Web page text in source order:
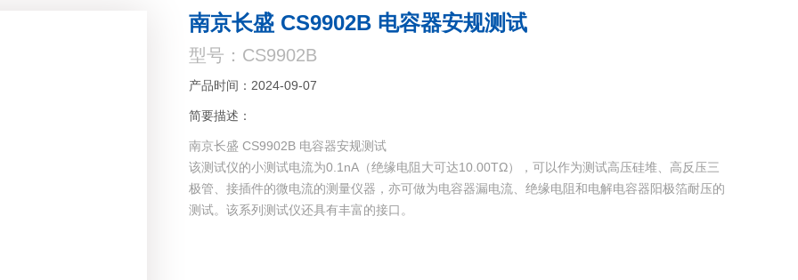
南京长盛 CS9902B 电容器安规测试
型号：CS9902B
产品时间：2024-09-07
简要描述：
南京长盛 CS9902B 电容器安规测试
该测试仪的小测试电流为0.1nA（绝缘电阻大可达10.00TΩ），可以作为测试高压硅堆、高反压三
极管、接插件的微电流的测量仪器，亦可做为电容器漏电流、绝缘电阻和电解电容器阳极箔耐压的
测试。该系列测试仪还具有丰富的接口。